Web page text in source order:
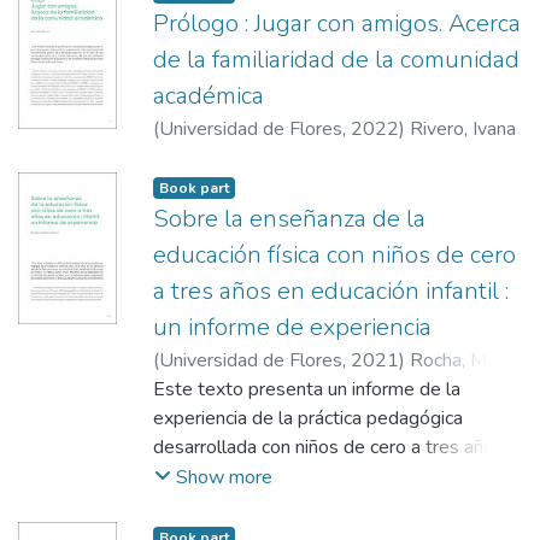
creada a sabiendas de su irrealidad, dan
cuenta del modo en que cada uno y/o el
grupo deciden jugar.
categorías de análisis que tienen como
propósito poner en tensión la constitución
del juego en términos genealógicos. La
primera, denominada la naturalización del
juego; la segunda, la mediación del juego; y
anteriores, la garantización del juego.
acceso a jugar en la niñez y adolescencia.
Asimismo, buscaremos revisar las
posiciones conceptuales desde donde
parten las propuestas. Como cierre,
buscaremos generar algunas orientaciones
diagramación de espacios, lugares, tiempos,
funciones e invitaciones para encontrarse a
jugar como derecho de los/as adolescentes
y niños/as.
Prólogo : Jugar con amigos. Acerca
de la familiaridad de la comunidad
académica
(Universidad de Flores, 2022) Rivero, Ivana
Book part
Sobre la enseñanza de la
educación física con niños de cero
a tres años en educación infantil :
un informe de experiencia
(Universidad de Flores, 2021) Rocha, María
Celeste
Este texto presenta un informe de la
experiencia de la práctica pedagógica
desarrollada con niños de cero a tres años
en las clases de educación física en
Municipal de Victoria, en Espíritu Santo,
Show more